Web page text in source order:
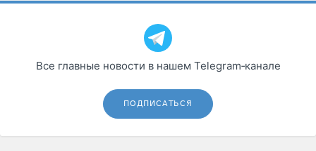
Все главные новости в нашем Telegram‑канале
ПОДПИСАТЬСЯ